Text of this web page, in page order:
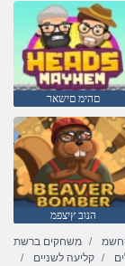
םהימ םישאר
הנוב ץיצפמ
משחקים ברשת
קליעה לשניים